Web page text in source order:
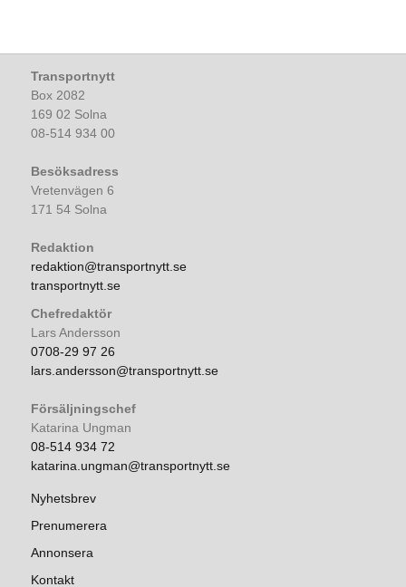
Transportnytt
Box 2082
169 02 Solna
08-514 934 00
Besöksadress
Vretenvägen 6
171 54 Solna
Redaktion
redaktion@transportnytt.se
transportnytt.se
Chefredaktör
Lars Andersson
0708-29 97 26
lars.andersson@transportnytt.se
Försäljningschef
Katarina Ungman
08-514 934 72
katarina.ungman@transportnytt.se
Nyhetsbrev
Prenumerera
Annonsera
Kontakt